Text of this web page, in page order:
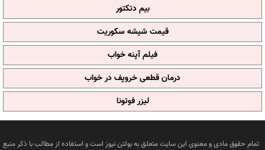
بیم دتکتور
قیمت شیشه سکوریت
فیلم آپنه خواب
درمان قطعی خروپف در خواب
لیزر فوتونا
تمام حقوق مادی و معنوی این سایت متعلق به بولتن نیوز است و استفاده از مطالب با ذکر منبع